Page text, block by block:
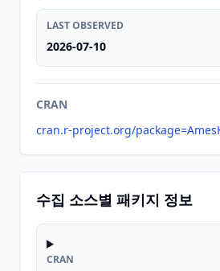
LAST OBSERVED
2026-07-10
CRAN
cran.r-project.org/
수집 소스별 패키지 정보
CRAN